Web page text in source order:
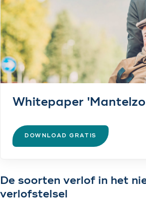
Whitepaper
DOWNLOAD GRATIS
De soorten verlof in het
verlofstelsel